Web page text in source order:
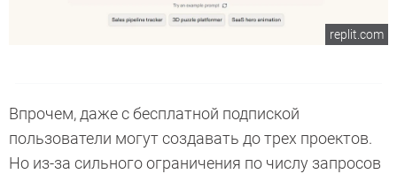
replit.com
Впрочем, даже с бесплатной подпиской
пользователи могут создавать до трех проектов.
Но из-за сильного ограничения по числу запросов